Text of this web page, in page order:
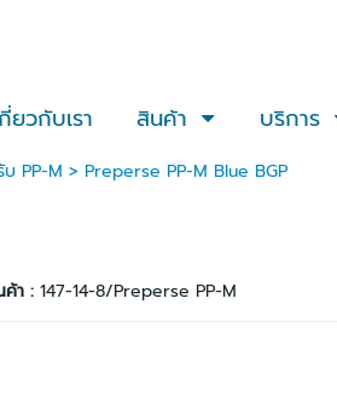
ยวกับเรา สินค้า บริการ
บ PP-M > Preperse PP-M Blue BGP
า : 147-14-8/Preperse PP-M